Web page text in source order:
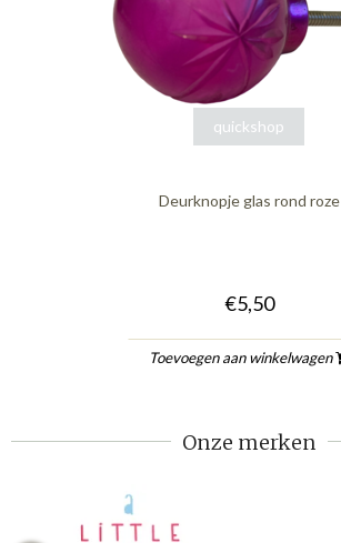
quickshop
Deurknopje glas rond roze
€5,50
Toevoegen aan winkelwagen
Onze merken